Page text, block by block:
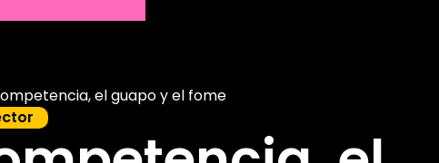
el guapo y el fome